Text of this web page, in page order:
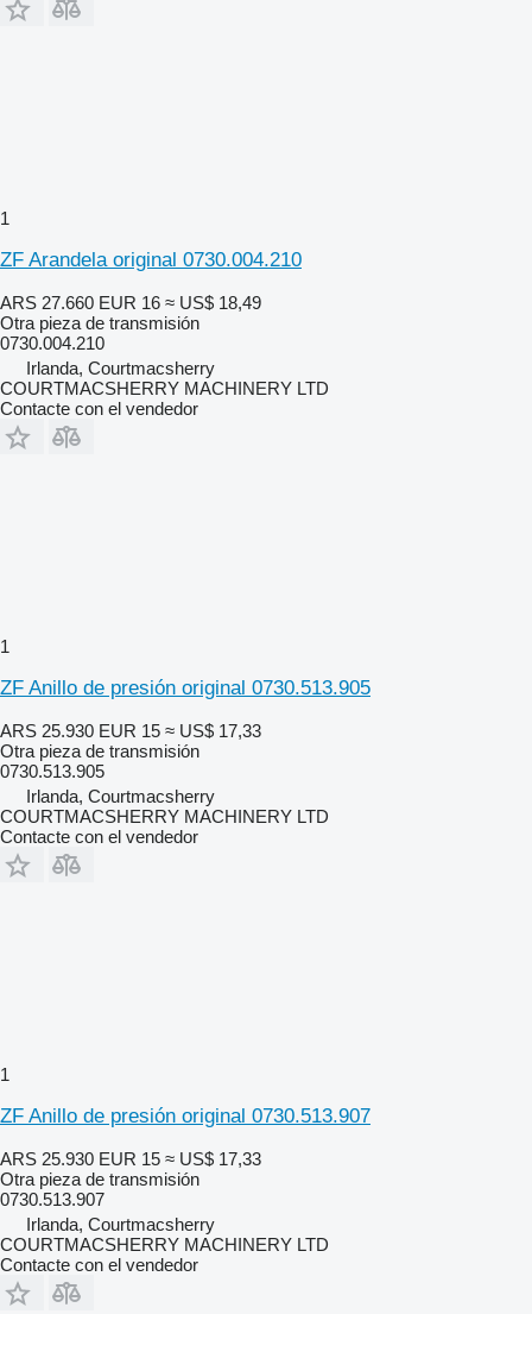
1
ZF Arandela original 0730.004.210
ARS 27.660 EUR 16 ≈ US$ 18,49
Otra pieza de transmisión
0730.004.210
Irlanda, Courtmacsherry
COURTMACSHERRY MACHINERY LTD
Contacte con el vendedor
1
ZF Anillo de presión original 0730.513.905
ARS 25.930 EUR 15 ≈ US$ 17,33
Otra pieza de transmisión
0730.513.905
Irlanda, Courtmacsherry
COURTMACSHERRY MACHINERY LTD
Contacte con el vendedor
1
ZF Anillo de presión original 0730.513.907
ARS 25.930 EUR 15 ≈ US$ 17,33
Otra pieza de transmisión
0730.513.907
Irlanda, Courtmacsherry
COURTMACSHERRY MACHINERY LTD
Contacte con el vendedor